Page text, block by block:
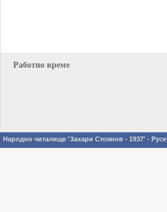
Работно време
Народно читалище 'Захари Стоянов - 1937' - Русе